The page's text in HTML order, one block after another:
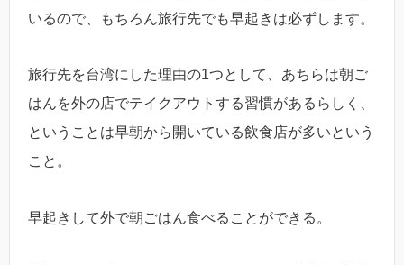
いるので、もちろん旅行先でも早起きは必ずします。
旅行先を台湾にした理由の1つとして、あちらは朝ご
はんを外の店でテイクアウトする習慣があるらしく、
ということは早朝から開いている飲食店が多いという
こと。
早起きして外で朝ごはん食べることができる。